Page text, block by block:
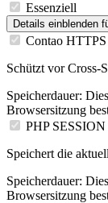
Essenziell
Details einblenden
Contao
Schützt vor Cross-
Speicherdauer:
Browsersitzung
PHP
Speichert die
Speicherdauer:
Browsersitzung